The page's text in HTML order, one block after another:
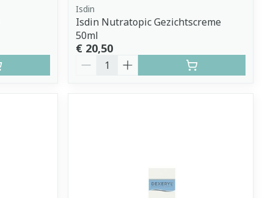
Isdin
Isdin Nutratopic Gezichtscreme
50ml
€ 20,50
Aantal